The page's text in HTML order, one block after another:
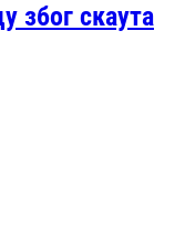
због скаута